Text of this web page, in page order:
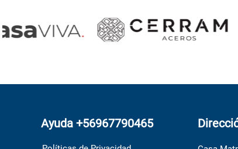
Ayuda +56967790465